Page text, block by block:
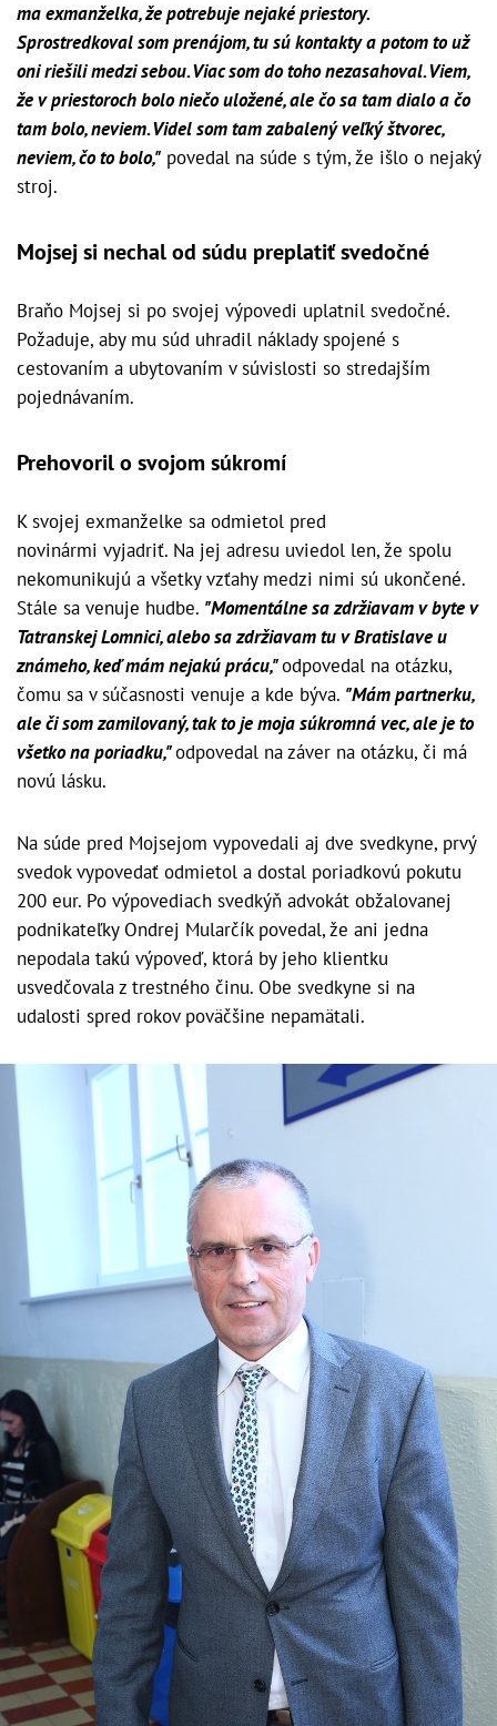
ma exmanželka, že potrebuje nejaké priestory.
Sprostredkoval som prenájom, tu sú kontakty a potom to už
oni riešili medzi sebou. Viac som do toho nezasahoval. Viem,
že v priestoroch bolo niečo uložené, ale čo sa tam dialo a čo
tam bolo, neviem. Videl som tam zabalený veľký štvorec,
neviem, čo to bolo," povedal na súde s tým, že išlo o nejaký
stroj.
Mojsej si nechal od súdu preplatiť svedočné
Braňo Mojsej si po svojej výpovedi uplatnil svedočné.
Požaduje, aby mu súd uhradil náklady spojené s
cestovaním a ubytovaním v súvislosti so stredajším
pojednávaním.
Prehovoril o svojom súkromí
K svojej exmanželke sa odmietol pred
novinármi vyjadriť. Na jej adresu uviedol len, že spolu
nekomunikujú a všetky vzťahy medzi nimi sú ukončené.
Stále sa venuje hudbe. "Momentálne sa zdržiavam v byte v
Tatranskej Lomnici, alebo sa zdržiavam tu v Bratislave u
známeho, keď mám nejakú prácu,"odpovedal na otázku,
čomu sa v súčasnosti venuje a kde býva. "Mám partnerku,
ale či som zamilovaný, tak to je moja súkromná vec, ale je to
všetko na poriadku,"odpovedal na záver na otázku, či má
novú lásku.
Na súde pred Mojsejom vypovedali aj dve svedkyne, prvý
svedok vypovedať odmietol a dostal poriadkovú pokutu
200 eur. Po výpovediach svedkýň advokát obžalovanej
podnikateľky Ondrej Mularčík povedal, že ani jedna
nepodala takú výpoveď, ktorá by jeho klientku
usvedčovala z trestného činu. Obe svedkyne si na
udalosti spred rokov poväčšine nepamätali.